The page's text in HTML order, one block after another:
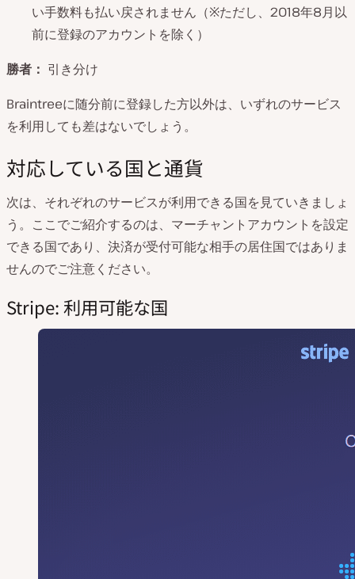
い手数料も払い戻されません（※ただし、2018年8月以
前に登録のアカウントを除く）
勝者： 引き分け
Braintreeに随分前に登録した方以外は、いずれのサービス
を利用しても差はないでしょう。
対応している国と通貨
次は、それぞれのサービスが利用できる国を見ていきましょ
う。ここでご紹介するのは、マーチャントアカウントを設定
できる国であり、決済が受付可能な相手の居住国ではありま
せんのでご注意ください。
Stripe: 利用可能な国